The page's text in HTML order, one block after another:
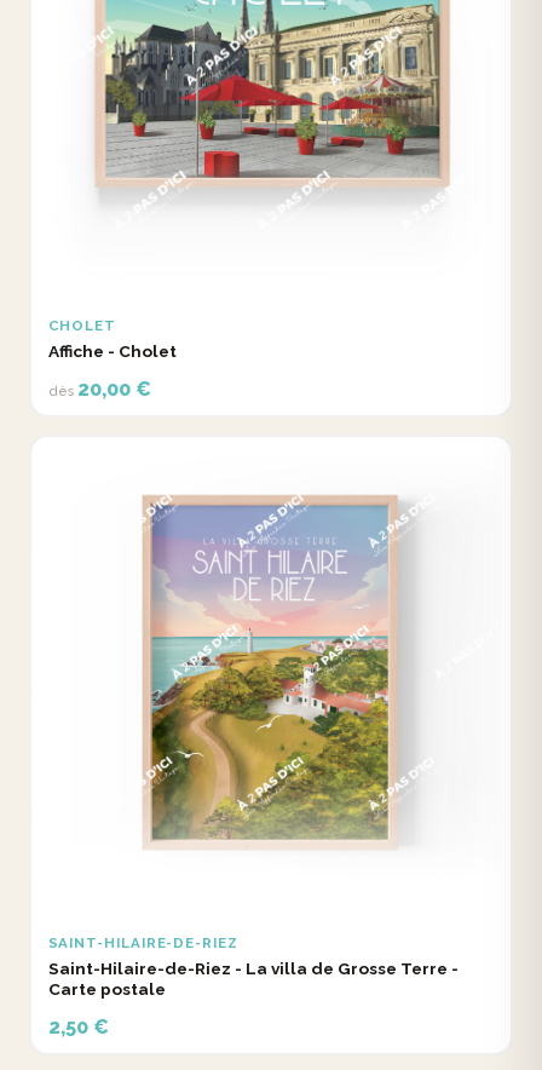
CHOLET
Affiche - Cholet
dès 20,00 €
SAINT-HILAIRE-DE-RIEZ
Saint-Hilaire-de-Riez - La villa de Grosse Terre -
Carte postale
2,50 €